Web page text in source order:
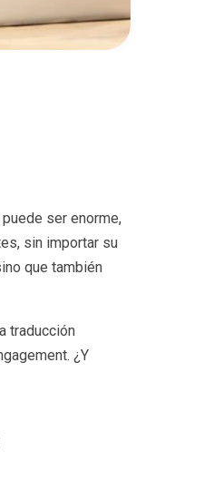
ser enorme,
sin importar su
que también
traducción
¿Y